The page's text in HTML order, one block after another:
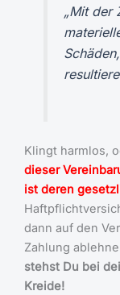
„Mit der
Klingt harmlos,
dieser
ist deren
dann auf den
Zahlung
stehst Du bei
Kreide!